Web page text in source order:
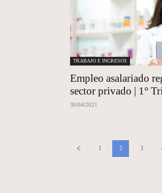
TRABAJO E INGRESOS
Empleo asalariado
sector privado | 1°
30/04/2021
1 2 3